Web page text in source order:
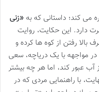
می کند؛ داستانی که به «زنی
دارد. این حکایت، روایت
رفتن از کوه ها کرده و
در مواجهه با یک دریاچه، سعی
عبور کند، اما هر چه بیشتر
با راهنمایی مردی که در